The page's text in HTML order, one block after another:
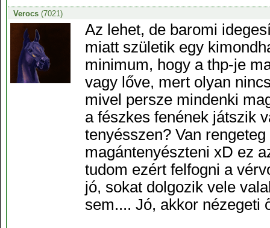
Verocs(7021)
Az lehet, de baromi
miatt születik egy
minimum, hogy a thp-je
vagy lőve, mert olyan
mivel persze mindenki
a fészkes fenének játszik
tenyésszen? Van
magántenyészteni xD ez
tudom ezért felfogni a
jó, sokat dolgozik vele
sem.... Jó, akkor nézegeti